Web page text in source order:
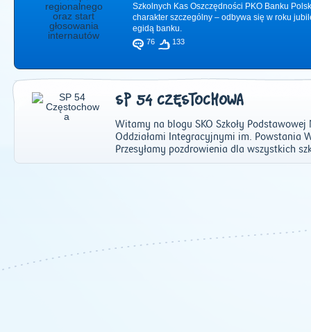
Szkolnych Kas Oszczędności PKO Banku
charakter szczególny – odbywa się w roku
egidą banku.
76 133
SP 54 CZĘSTOCHOWA
Witamy na blogu SKO Szkoły Podstawowej
Oddziałami Integracyjnymi im. Powstania
Przesyłamy pozdrowienia dla wszystkich